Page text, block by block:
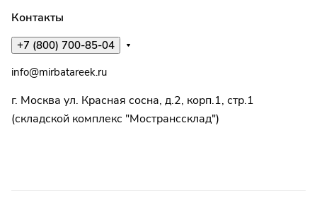
Контакты
+7 (800) 700-85-04
info@mirbatareek.ru
г. Москва ул. Красная сосна, д.2, корп.1, стр.1
(складской комплекс "Мостранссклад")